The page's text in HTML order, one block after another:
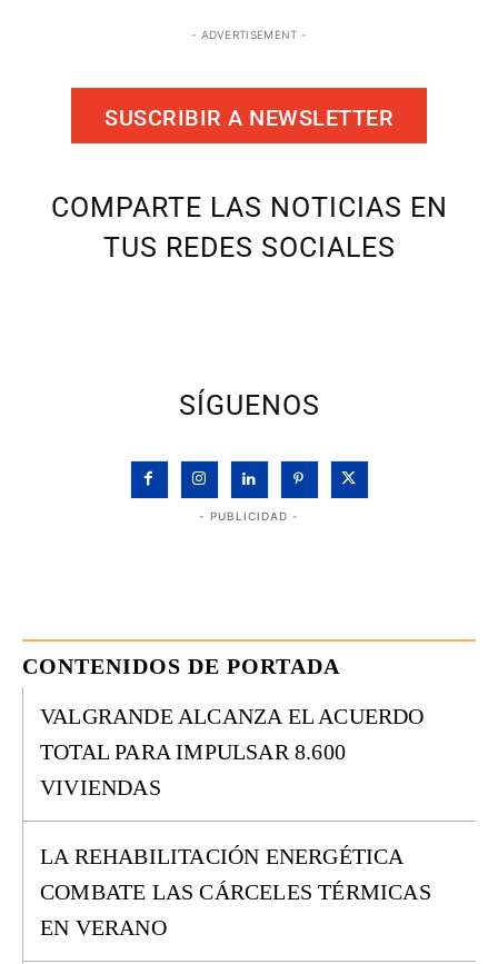
- ADVERTISEMENT -
SUSCRIBIR A NEWSLETTER
COMPARTE LAS NOTICIAS EN
TUS REDES SOCIALES
SÍGUENOS
- PUBLICIDAD -
CONTENIDOS DE PORTADA
VALGRANDE ALCANZA EL ACUERDO
TOTAL PARA IMPULSAR 8.600
VIVIENDAS
LA REHABILITACIÓN ENERGÉTICA
COMBATE LAS CÁRCELES TÉRMICAS
EN VERANO